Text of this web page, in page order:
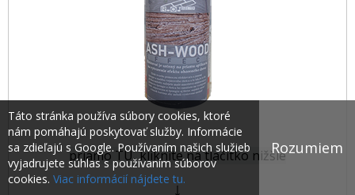
priamo TU, kliknite na tlačítko nižšie
↓
Táto stránka používa súbory cookies, ktoré
nám pomáhajú poskytovať služby. Informácie
sa zdieľajú s Google. Používaním našich služieb
vyjadrujete súhlas s používaním súborov
cookies. Viac informácií nájdete tu.
Rozumiem